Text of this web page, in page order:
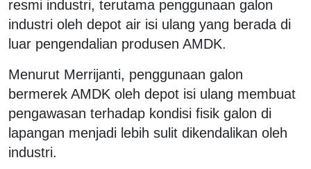
resmi industri, terutama penggunaan galon
industri oleh depot air isi ulang yang berada di
luar pengendalian produsen AMDK.
Menurut Merrijanti, penggunaan galon
bermerek AMDK oleh depot isi ulang membuat
pengawasan terhadap kondisi fisik galon di
lapangan menjadi lebih sulit dikendalikan oleh
industri.